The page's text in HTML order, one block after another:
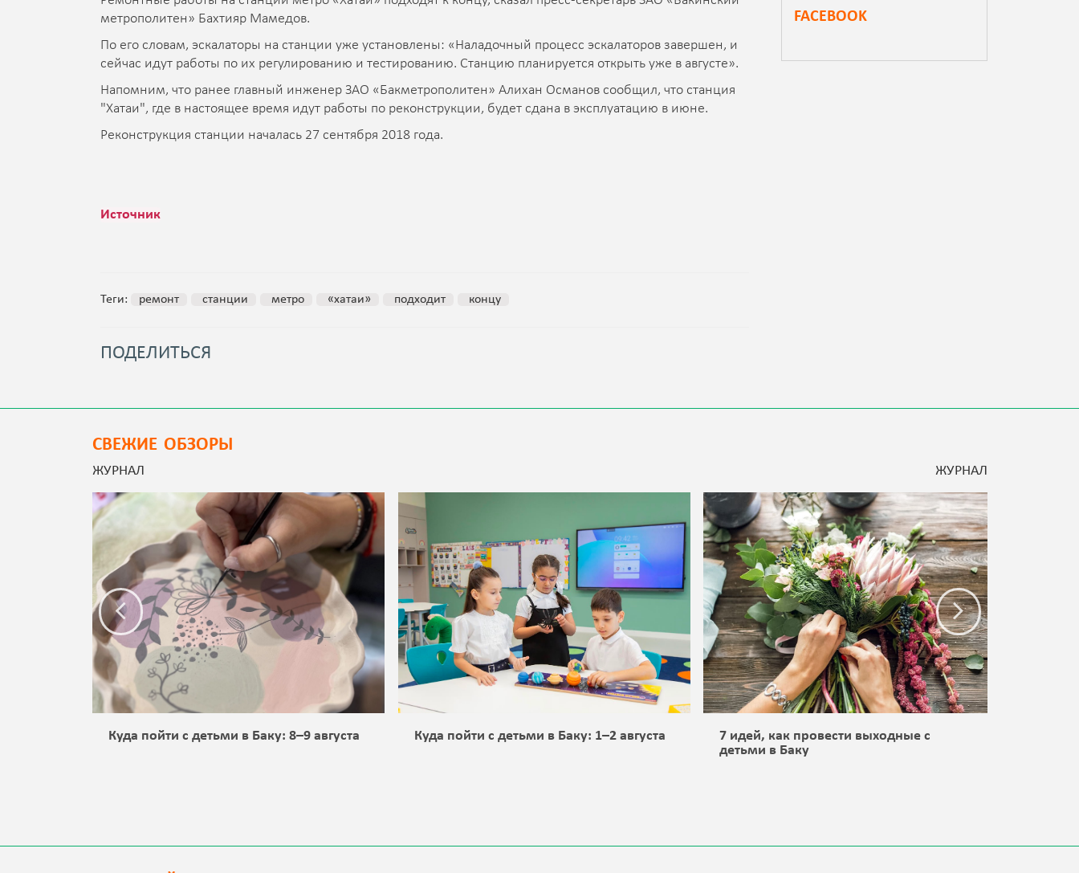
метрополитен» Бахтияр Мамедов.
По его словам, эскалаторы на станции уже установлены: «Наладочный процесс эскалаторов завершен, и
сейчас идут работы по их регулированию и тестированию. Станцию планируется открыть уже в августе».
Напомним, что ранее главный инженер ЗАО «Бакметрополитен» Алихан Османов сообщил, что станция
"Xатаи", где в настоящее время идут работы по реконструкции, будет сдана в эксплуатацию в июне.
Реконструкция станции началась 27 сентября 2018 года.
Источник
Теги: ремонт станции метро «хатаи» подходит концу
ПОДЕЛИТЬСЯ
FACEBOOK
СВЕЖИЕ ОБЗОРЫ
ЖУРНАЛ ЖУРНАЛ
Куда пойти с детьми в Баку: 8–9 августа Куда пойти с детьми в Баку: 1–2 августа
7 идей, как провести выходные с
детьми в Баку